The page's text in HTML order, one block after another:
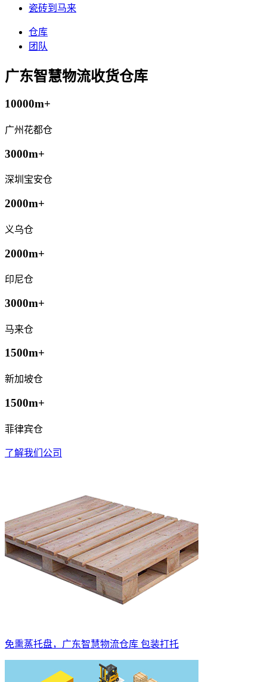
瓷砖到马来
仓库
团队
广东智慧物流收货仓库
10000m+
广州花都仓
3000m+
深圳宝安仓
2000m+
义乌仓
2000m+
印尼仓
3000m+
马来仓
1500m+
新加坡仓
1500m+
菲律宾仓
了解我们公司
免熏蒸托盘，广东智慧物流仓库 包装打托